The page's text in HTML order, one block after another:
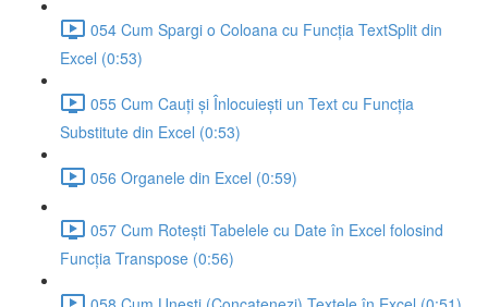
054 Cum Spargi o Coloana cu Funcția TextSplit din
Excel (0:53)
055 Cum Cauți și Înlocuiești un Text cu Funcția
Substitute din Excel (0:53)
056 Organele din Excel (0:59)
057 Cum Rotești Tabelele cu Date în Excel folosind
Funcția Transpose (0:56)